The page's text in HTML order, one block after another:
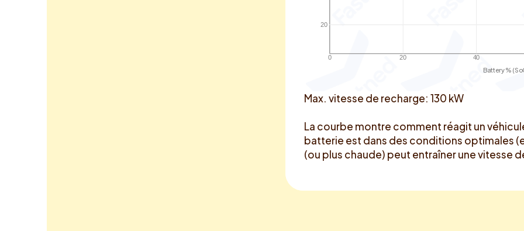
0 20 40
20
Battery %
Max. vitesse de recharge: 130 kW
La courbe montre comment réagit un
batterie est dans des conditions optimales
(ou plus chaude) peut entraîner une vitesse